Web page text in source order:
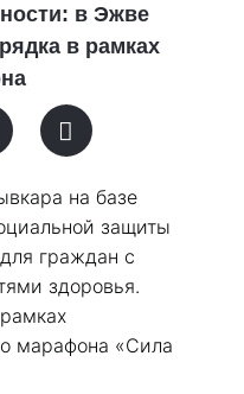
в Эжве
в рамках
на базе
защиты
граждан с
здоровья.
марафона «Сила